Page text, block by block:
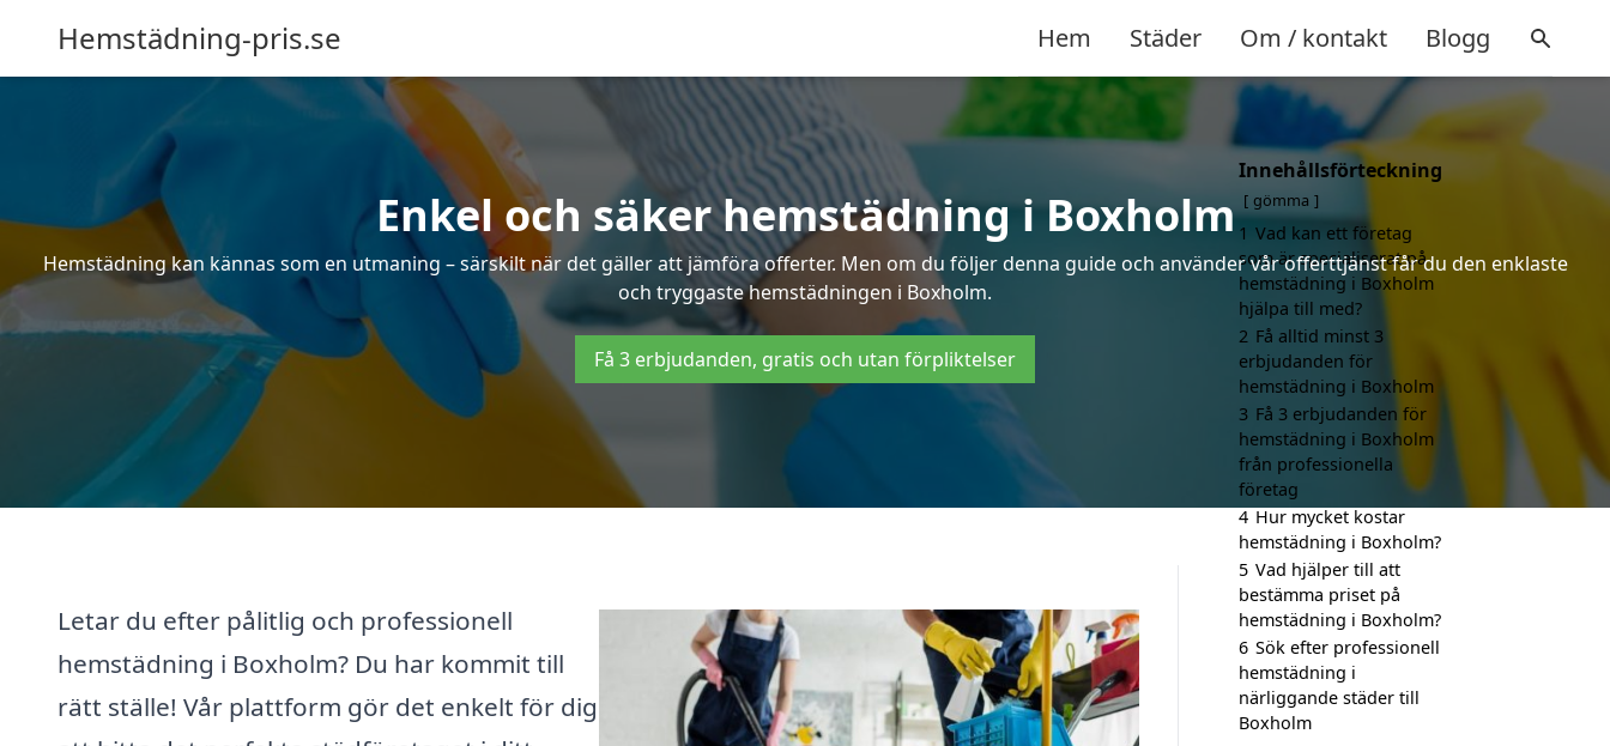
Hemstädning-pris.se Hem Städer Om / kontakt Blogg
Enkel och säker hemstädning i Boxholm
Hemstädning kan kännas som en utmaning – särskilt när det gäller att jämföra offerter. Men om du följer denna guide och använder vår offerttjänst får du den enklaste
och tryggaste hemstädningen i Boxholm.
Få 3 erbjudanden, gratis och utan förpliktelser
Letar du efter pålitlig och professionell
hemstädning i Boxholm? Du har kommit till
rätt ställe! Vår plattform gör det enkelt för dig
Innehållsförteckning
gömma
1 Vad kan ett företag
som är specialiserat på
hemstädning i Boxholm
hjälpa till med?
2 Få alltid minst 3
erbjudanden för
hemstädning i Boxholm
3 Få 3 erbjudanden för
hemstädning i Boxholm
från professionella
företag
4 Hur mycket kostar
hemstädning i Boxholm?
5 Vad hjälper till att
bestämma priset på
hemstädning i Boxholm?
6 Sök efter professionell
hemstädning i
närliggande städer till
Boxholm